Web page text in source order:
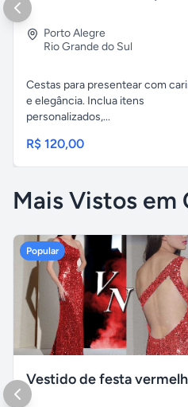
Porto Alegre
Rio Grande do Sul
Cestas para presentear com
e elegância. Inclua itens
personalizados,...
R$ 120,00
Mais Vistos em
Popular